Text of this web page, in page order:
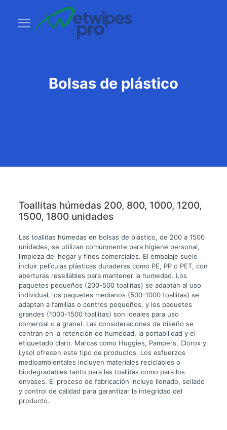
Bolsas de plástico
Toallitas húmedas 200, 800, 1000, 1200,
1500, 1800 unidades
Las toallitas húmedas en bolsas de plástico, de 200 a 1500
unidades, se utilizan comúnmente para higiene personal,
limpieza del hogar y fines comerciales. El embalaje suele
incluir películas plásticas duraderas como PE, PP o PET, con
aberturas resellables para mantener la humedad. Los
paquetes pequeños (200-500 toallitas) se adaptan al uso
individual, los paquetes medianos (500-1000 toallitas) se
adaptan a familias o centros pequeños, y los paquetes
grandes (1000-1500 toallitas) son ideales para uso
comercial o a granel. Las consideraciones de diseño se
centran en la retención de humedad, la portabilidad y el
etiquetado claro. Marcas como Huggies, Pampers, Clorox y
Lysol ofrecen este tipo de productos. Los esfuerzos
medioambientales incluyen materiales reciclables o
biodegradables tanto para las toallitas como para los
envases. El proceso de fabricación incluye llenado, sellado
y control de calidad para garantizar la integridad del
producto.